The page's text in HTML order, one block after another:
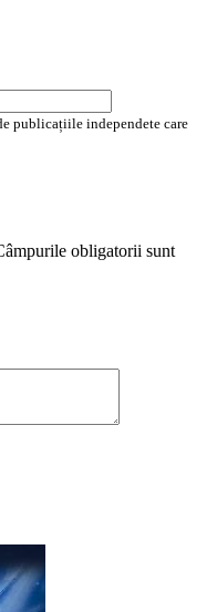
publicațiile independete care
obligatorii sunt